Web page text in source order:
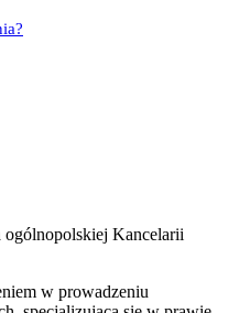
ogólnopolskiej Kancelarii
w prowadzeniu